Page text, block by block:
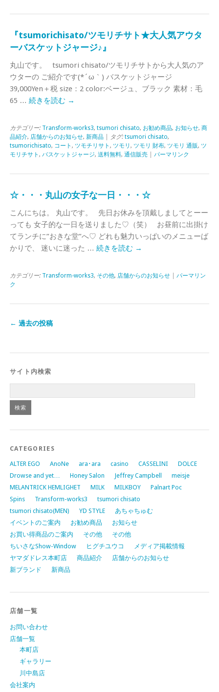
『tsumorichisato/ツモリチサト★大人気アウタ
ーバスケットジャージ♪』
丸山です。 tsumori chisato/ツモリチサトから大人気のア
ウターの ご紹介です(*´ω｀) バスケットジャージ
39,000Yen＋税 size：2 color:ベージュ、ブラック 素材：毛
65 … 続きを読む →
カテゴリー: Transform-works3, tsumori chisato, お勧め商品, お知らせ, 商
品紹介, 店舗からのお知らせ, 新商品 | タグ: tsumori chisato,
tsumorichisato, コート , ツモチリサト , ツモリ , ツモリ 財布, ツモリ 通販, ツ
モリチサト , バスケットジャージ, 送料無料, 通信販売 パーマリンク
☆・・・丸山の女子な一日・・・☆
こんにちは。 丸山です。 先日お休みを頂戴しましてとーー
っても 女子的な一日を送りました♡（笑） お昼前に出掛け
てランチに”おきな堂”へ♡ どれも魅力いっぱいのメニューば
かりで、 迷いに迷った … 続きを読む →
カテゴリー: Transform-works3, その他, 店舗からのお知らせ
パーマリン
ク
← 過去の投稿
サイト内検索
CATEGORIES
ALTER EGO AnoNe ara･ara casino CASSELINI
DOLCE
Drowse and yet…
Honey Salon Jeffrey Campbell
meisje
MELANTRICK HEMLIGHET
MILK MILKBOY
Palnart Poc
Spins
Transform-works3
tsumori chisato
tsumori chisato(MEN)
YD STYLE
あちゃちゅむ
イベントのご案内
お勧め商品
お知らせ
お買い得商品のご案内
その他
その他
ちいさなShow-Window
ヒグチユウコ
メディア掲載情報
ヤマダドレス本町店
商品紹介
店舗からのお知らせ
新ブランド
新商品
店舗一覧
お問い合わせ
店舗一覧
本町店
ギャラリー
川中島店
会社案内